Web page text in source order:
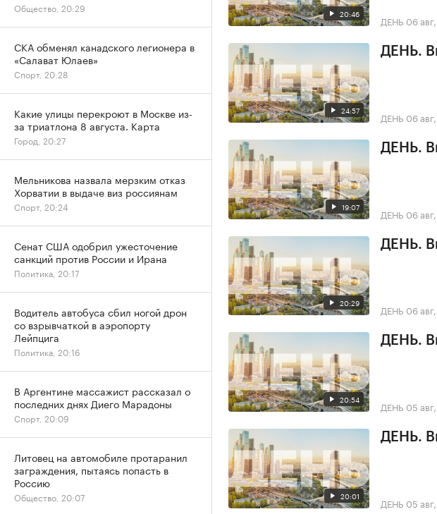
20:46 ДЕНЬ 06
24:57
ДЕНЬ.
ДЕНЬ 06
19:07
ДЕНЬ.
ДЕНЬ 06
20:29
ДЕНЬ.
ДЕНЬ 06
20:54
ДЕНЬ.
ДЕНЬ 05
20:01
ДЕНЬ.
ДЕНЬ 05
Общество, 20:29
СКА обменял канадского легионера в
«Салават Юлаев»
Спорт, 20:28
Какие улицы перекроют в Москве из-
за триатлона 8 августа. Карта
Город, 20:27
Мельникова назвала мерзким отказ
Хорватии в выдаче виз россиянам
Спорт, 20:24
Сенат США одобрил ужесточение
санкций против России и Ирана
Политика, 20:17
Водитель автобуса сбил ногой дрон
со взрывчаткой в аэропорту
Лейпцига
Политика, 20:16
В Аргентине массажист рассказал о
последних днях Диего Марадоны
Спорт, 20:09
Литовец на автомобиле протаранил
заграждения, пытаясь попасть в
Россию
Общество, 20:07